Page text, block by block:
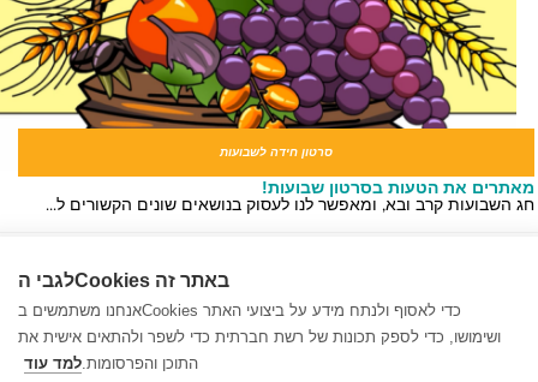
סרטון חידה לשבועות
את הטעות בסרטון שבועות!
השבועות קרב ובא, ומאפשר לנו לעסוק בנושאים שונים הקשורים ל...
שמים דגש מכוונים להיבטים אקטואליים בלוח השנה ולנושאים ...
לגבי הCookies באתר זה
אנחנו משתמשים בCookies כדי לאסוף ולנתח מידע על ביצועי האתר
ושימושו, כדי לספק תכונות של רשת חברתית כדי לשפר ולהתאים אישית את
התוכן והפרסומות.למד עוד